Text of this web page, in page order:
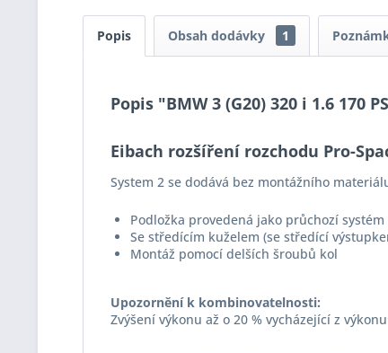
Popis Obsah dodávky 1
Popis "BMW 3 (G20) 320 i 1.6 170
Eibach rozšíření rozchodu Pro-
System 2 se dodává bez montážního
Podložka provedená jako průchozí systém
Se středícím kuželem (se středící
Montáž pomocí delších šroubů kol
Upozornění k kombinovatelnosti:
Zvýšení výkonu až o 20 % vycházející z